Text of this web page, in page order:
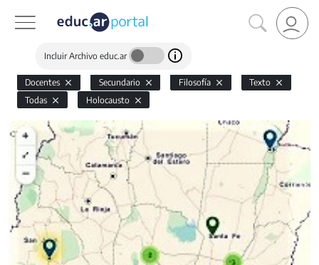
Incluir Archivo educ.ar
Docentes Secundario Filosofía
Texto
Todas
Holocausto